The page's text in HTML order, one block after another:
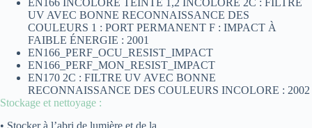
EN166 INCOLORE TEINTE 1,2 INCOLORE 2C : FILTRE
UV AVEC BONNE RECONNAISSANCE DES
COULEURS 1 : PORT PERMANENT F : IMPACT À
FAIBLE ÉNERGIE : 2001
EN166_PERF_OCU_RESIST_IMPACT
EN166_PERF_MON_RESIST_IMPACT
EN170 2C : FILTRE UV AVEC BONNE
RECONNAISSANCE DES COULEURS INCOLORE : 2002
Stockage et nettoyage :
• Stocker à l’abri de lumière et de la